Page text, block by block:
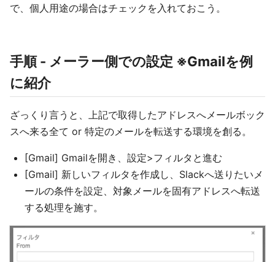
で、個人用途の場合はチェックを入れておこう。
手順 - メーラー側での設定 ※Gmailを例
に紹介
ざっくり言うと、上記で取得したアドレスへメールボック
スへ来る全て or 特定のメールを転送する環境を創る。
[Gmail] Gmailを開き、設定>フィルタと進む
[Gmail] 新しいフィルタを作成し、Slackへ送りたいメ
ールの条件を設定、対象メールを固有アドレスへ転送
する処理を施す。